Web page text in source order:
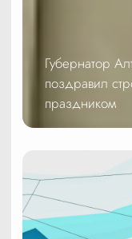
Губернатор
поздравил
праздником